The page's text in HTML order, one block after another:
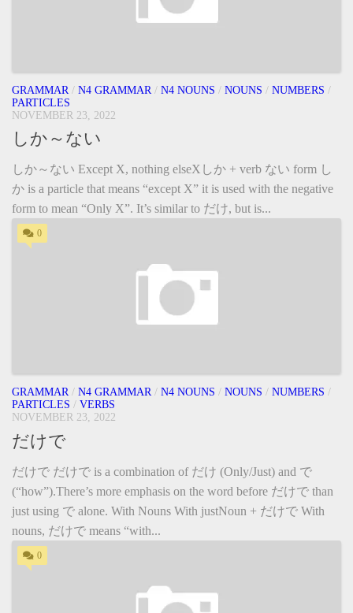
GRAMMAR/ N4 GRAMMAR/ N4 NOUNS / NOUNS / NUMBERS /
PARTICLES
NOVEMBER 23, 2022
しか～ない
しか～ない Except X, nothing elseXしか + verb ない form し
か is a particle that means “except X” it is used with the negative
form to mean “Only X”. It’s similar to だけ, but is...
0
GRAMMAR/ N4 GRAMMAR/ N4 NOUNS / NOUNS / NUMBERS /
PARTICLES / VERBS
NOVEMBER 23, 2022
だけで
だけで だけで is a combination of だけ (Only/Just) and で
(“how”).There’s more emphasis on the word before だけで than
just using で alone. With Nouns With justNoun + だけで With
nouns, だけで means “with...
0